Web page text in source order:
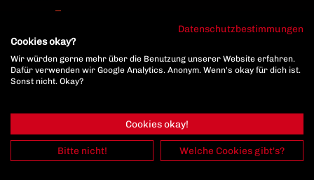
ENGLISH
DATENSCHUTZ
COOKIE EINSTELLUNGEN
Datenschutzbestimmungen
Cookies okay?
Wir würden gerne mehr über die Benutzung unserer Website erfahren.
Dafür verwenden wir Google Analytics. Anonym. Wenn's okay für dich ist.
Sonst nicht. Okay?
Cookies okay!
Bitte nicht! Welche Cookies gibt's?